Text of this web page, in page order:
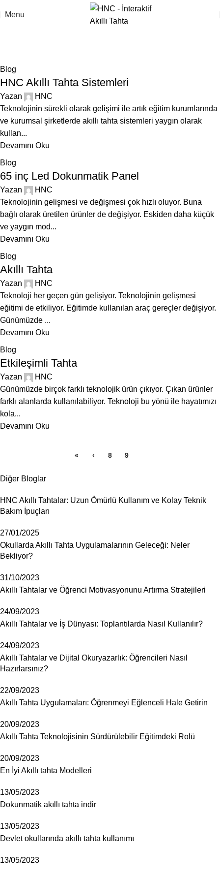
Menu
Blog
HNC Akıllı Tahta Sistemleri
Yazan
HNC
Teknolojinin sürekli olarak gelişimi ile artık eğitim kurumlarında
ve kurumsal şirketlerde akıllı tahta sistemleri yaygın olarak
kullan...
Devamını Oku
Blog
65 inç Led Dokunmatik Panel
Yazan
HNC
Teknolojinin gelişmesi ve değişmesi çok hızlı oluyor. Buna
bağlı olarak üretilen ürünler de değişiyor. Eskiden daha küçük
ve yaygın mod...
Devamını Oku
Blog
Akıllı Tahta
Yazan
HNC
Teknoloji her geçen gün gelişiyor. Teknolojinin gelişmesi
eğitimi de etkiliyor. Eğitimde kullanılan araç gereçler değişiyor.
Günümüzde ...
Devamını Oku
Blog
Etkileşimli Tahta
Yazan
HNC
Günümüzde birçok farklı teknolojik ürün çıkıyor. Çıkan ürünler
farklı alanlarda kullanılabiliyor. Teknoloji bu yönü ile hayatımızı
kola...
Devamını Oku
« ‹ 8 9
Diğer Bloglar
HNC Akıllı Tahtalar: Uzun Ömürlü Kullanım ve Kolay Teknik
Bakım İpuçları
27/01/2025
Okullarda Akıllı Tahta Uygulamalarının Geleceği: Neler
Bekliyor?
31/10/2023
Akıllı Tahtalar ve Öğrenci Motivasyonunu Artırma Stratejileri
24/09/2023
Akıllı Tahtalar ve İş Dünyası: Toplantılarda Nasıl Kullanılır?
24/09/2023
Akıllı Tahtalar ve Dijital Okuryazarlık: Öğrencileri Nasıl
Hazırlarsınız?
22/09/2023
Akıllı Tahta Uygulamaları: Öğrenmeyi Eğlenceli Hale Getirin
20/09/2023
Akıllı Tahta Teknolojisinin Sürdürülebilir Eğitimdeki Rolü
20/09/2023
En İyi Akıllı tahta Modelleri
13/05/2023
Dokunmatik akıllı tahta indir
13/05/2023
Devlet okullarında akıllı tahta kullanımı
13/05/2023